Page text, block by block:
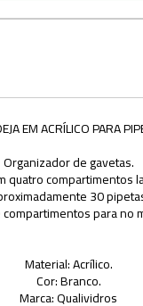
EM ACRÍLICO PARA
Organizador de gavetas.
quatro compartimentos
30
para no
Material: Acrílico.
Cor: Branco.
Marca: Qualividros